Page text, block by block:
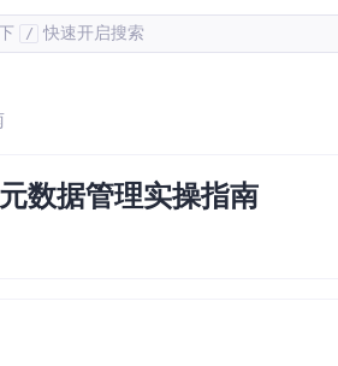
/ 快速开启搜索
数据管理实操指南